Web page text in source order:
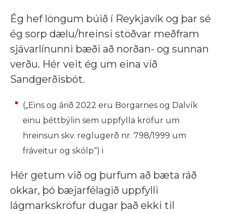
Ég hef löngum búið í Reykjavík og þar sé
ég sorp dælu/hreinsi stöðvar meðfram
sjávarlínunni bæði að norðan- og sunnan
verðu. Hér veit ég um eina við
Sandgerðisbót.
(„Eins og árið 2022 eru Borgarnes og Dalvík
einu þéttbýlin sem uppfylla kröfur um
hreinsun skv. reglugerð nr. 798/1999 um
fráveitur og skólp“) i
Hér getum við og þurfum að bæta ráð
okkar, þó bæjarfélagið uppfylli
lágmarkskröfur dugar það ekki til